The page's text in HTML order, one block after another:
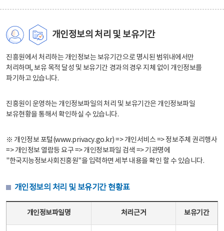
개인정보의 처리 및 보유기간
진흥원에서 처리하는 개인정보는 보유기간으로 명시된 범위내에서만
처리하며, 보유 목적 달성 및 보유기간 경과의 경우 지체 없이 개인정보를
파기하고 있습니다.
진흥원이 운영하는 개인정보파일의 처리 및 보유기간은 개인정보파일
보유현황을 통해서 확인하실 수 있습니다.
※ 개인정보 포털(www.privacy.go.kr) => 개인서비스 => 정보주체 권리행사
=> 개인정보 열람등 요구 => 개인정보파일 검색 => 기관명에
"한국지능정보사회진흥원"을 입력하면 세부 내용을 확인 할 수 있습니다.
개인정보의 처리 및 보유기간 현황표
개인정보파일명 처리근거 보유기간